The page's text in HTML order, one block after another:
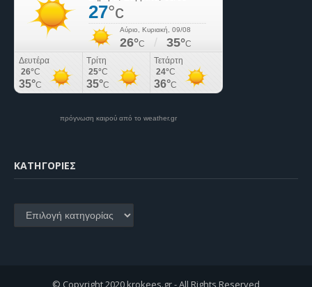
πρόγνωση καιρού από το weather.gr
KΑΤΗΓΟΡΊΕΣ
Kατηγορίες
© Copyright 2020 krokees.gr - All Rights Reserved